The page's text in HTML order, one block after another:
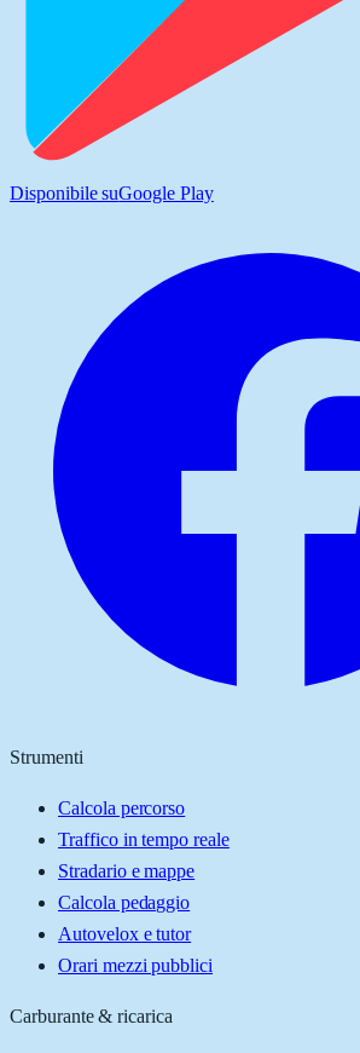
Disponibile suGoogle Play
Strumenti
Calcola percorso
Traffico in tempo reale
Stradario e mappe
Calcola pedaggio
Autovelox e tutor
Orari mezzi pubblici
Carburante & ricarica